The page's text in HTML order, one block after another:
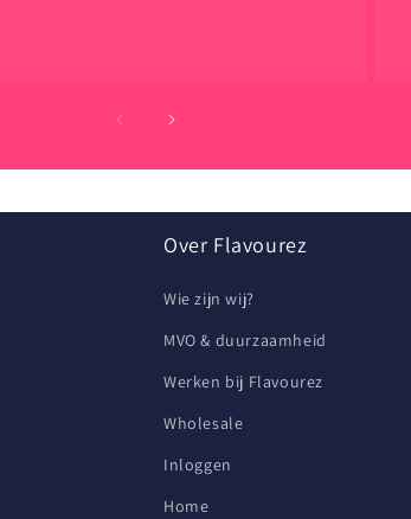
Over Flavourez
Wie zijn wij?
MVO & duurzaamheid
Werken bij Flavourez
Wholesale
Inloggen
Home